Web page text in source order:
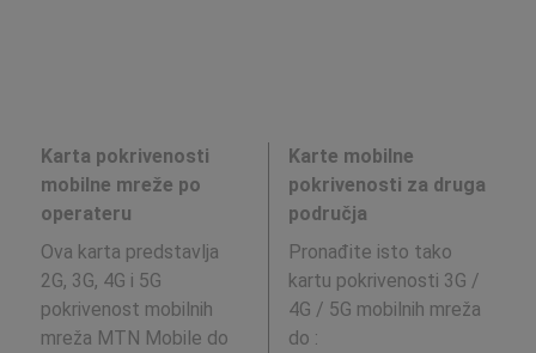
Karta pokrivenosti
mobilne mreže po
operateru
Ova karta predstavlja
2G, 3G, 4G i 5G
pokrivenost mobilnih
mreža MTN Mobile do
Karte mobilne
pokrivenosti za druga
područja
Pronađite isto tako
kartu pokrivenosti 3G /
4G / 5G mobilnih mreža
do :